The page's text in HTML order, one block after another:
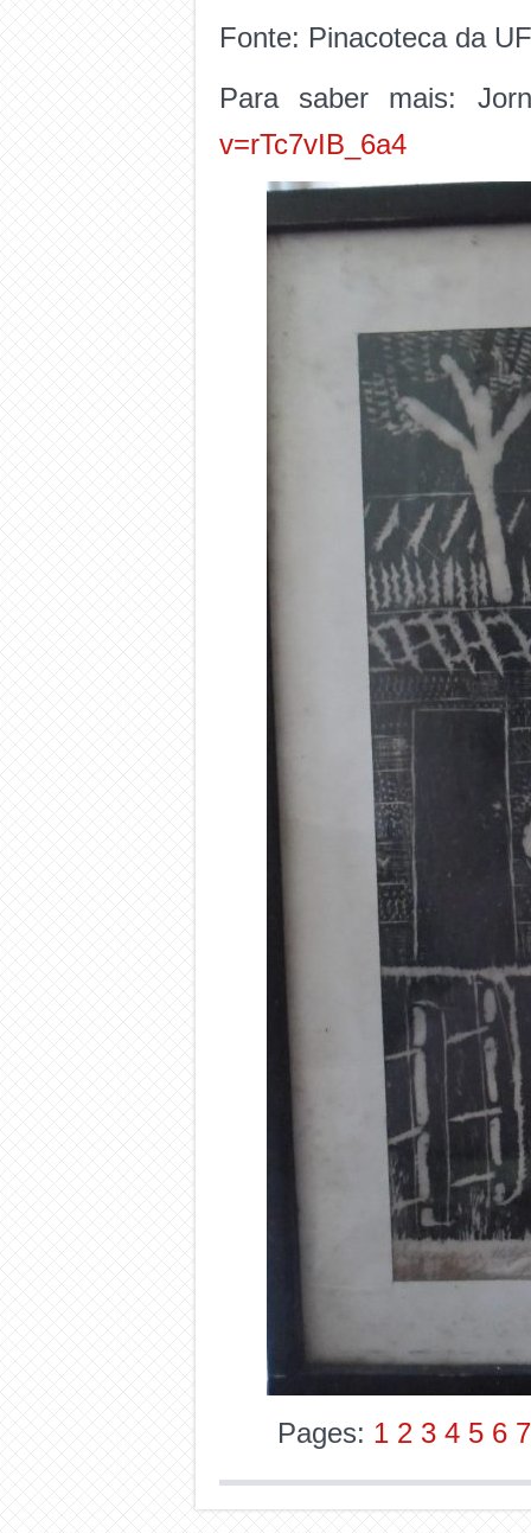
Fonte: Pinacoteca da
Para saber mais:
v=rTc7vIB_6a4
Pages: 1 2 3 4 5 6 7